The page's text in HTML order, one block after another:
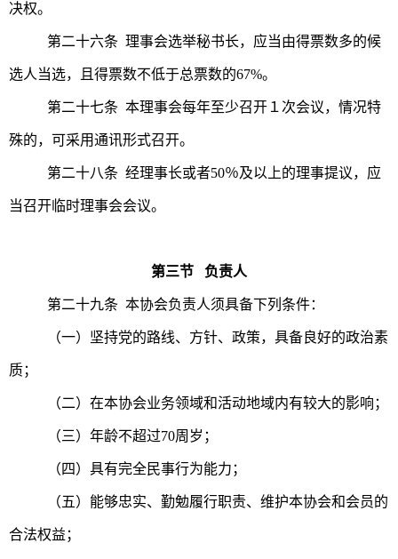
决权。
第二十六条 理事会选举秘书长，应当由得票数多的候
选人当选，且得票数不低于总票数的67%。
第二十七条 本理事会每年至少召开１次会议，情况特
殊的，可采用通讯形式召开。
第二十八条 经理事长或者50％及以上的理事提议，应
当召开临时理事会会议。
第三节 负责人
第二十九条 本协会负责人须具备下列条件：
（一）坚持党的路线、方针、政策，具备良好的政治素
质；
（二）在本协会业务领域和活动地域内有较大的影响；
（三）年龄不超过70周岁；
（四）具有完全民事行为能力；
（五）能够忠实、勤勉履行职责、维护本协会和会员的
合法权益；